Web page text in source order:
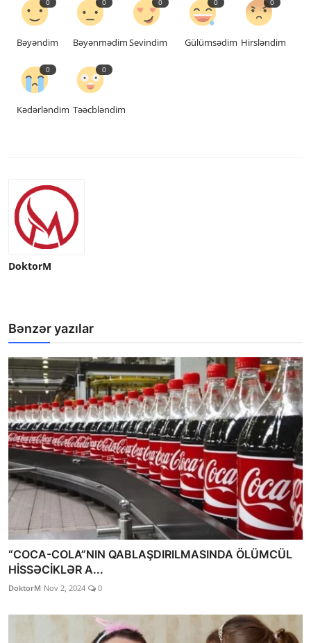
0
Bəyəndim
0
Bəyənmədim
0
Sevindim
0
Gülümsədim
0
Hirsləndim
0
Kədərləndim
0
Təəcbləndim
DoktorM
Bənzər yazılar
“COCA-COLA”NIN QABLAŞDIRILMASINDA ÖLÜMCÜL
HİSSƏCİKLƏR A...
DoktorM Nov 2, 2024 0